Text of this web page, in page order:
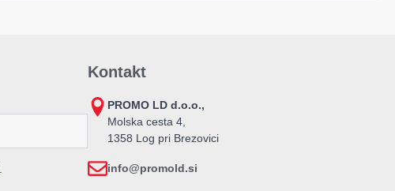
Kontakt
PROMO LD d.o.o.,
Molska cesta 4,
1358 Log pri Brezovici
info@promold.si